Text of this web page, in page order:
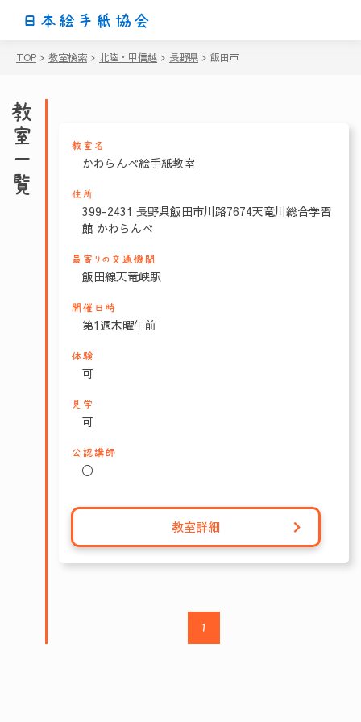
日本絵手紙協会
TOP > 教室検索 > 北陸・甲信越 > 長野県 > 飯田市
教室一覧 教室名
かわらんべ絵手紙教室
住所
399-2431 長野県飯田市川路7674天竜川総合学習
館 かわらんべ
最寄りの交通機関
飯田線天竜峡駅
開催日時
第1週木曜午前
体験
可
見学
可
公認講師
〇
教室詳細
1